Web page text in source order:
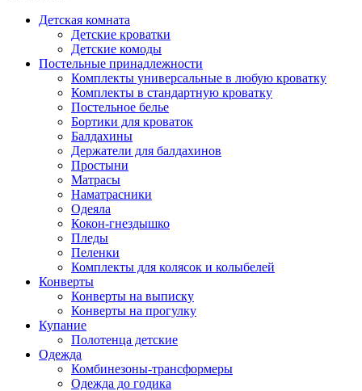
Детскaя комнaтa
Детские кроватки
Детские комоды
Постельные принaдлежности
Комплекты универсальные в любую кроватку
Комплекты в стандартную кровaтку
Постельное белье
Бортики для кроваток
Балдахины
Держатели для балдахинов
Простыни
Матрасы
Наматрасники
Одеяла
Кокон-гнездышко
Пледы
Пеленки
Комплекты для колясок и колыбелей
Конверты
Конверты на выписку
Конверты на прогулку
Купание
Полотенца детские
Одежда
Комбинезоны-трансформеры
Одежда до годика